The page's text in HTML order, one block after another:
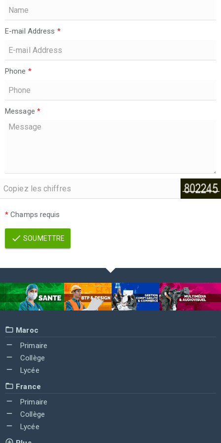
E-mail Address *
Phone *
Message *
* Champs requis
SOUMETTRE
Maroc
Primaire
Collège
Lycée
France
Primaire
Collège
Lycée